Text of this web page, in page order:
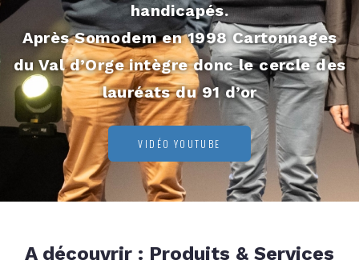
handicapés.
Après Somodem en 1998 Cartonnages
du Val d’Orge intègre donc le cercle des
lauréats du 91 d’or
VIDÉO YOUTUBE
A découvrir : Produits & Services